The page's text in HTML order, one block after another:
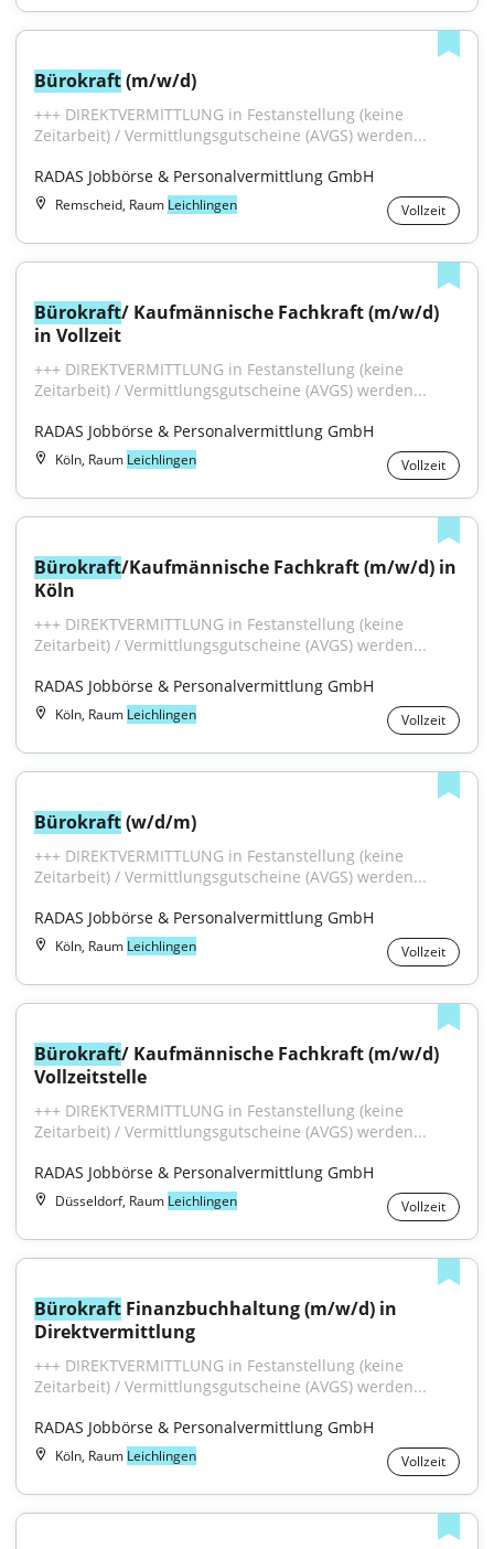
Bürokraft (m/w/d)
+++ DIREKTVERMITTLUNG in Festanstellung (keine
Zeitarbeit) / Vermittlungsgutscheine (AVGS) werden...
RADAS Jobbörse & Personalvermittlung GmbH
Remscheid, Raum Leichlingen Vollzeit
Bürokraft/ Kaufmännische Fachkraft (m/w/d)
in Vollzeit
+++ DIREKTVERMITTLUNG in Festanstellung (keine
Zeitarbeit) / Vermittlungsgutscheine (AVGS) werden...
RADAS Jobbörse & Personalvermittlung GmbH
Köln, Raum Leichlingen Vollzeit
Bürokraft/Kaufmännische Fachkraft (m/w/d) in
Köln
+++ DIREKTVERMITTLUNG in Festanstellung (keine
Zeitarbeit) / Vermittlungsgutscheine (AVGS) werden...
RADAS Jobbörse & Personalvermittlung GmbH
Köln, Raum Leichlingen Vollzeit
Bürokraft (w/d/m)
+++ DIREKTVERMITTLUNG in Festanstellung (keine
Zeitarbeit) / Vermittlungsgutscheine (AVGS) werden...
RADAS Jobbörse & Personalvermittlung GmbH
Köln, Raum Leichlingen Vollzeit
Bürokraft/ Kaufmännische Fachkraft (m/w/d)
Vollzeitstelle
+++ DIREKTVERMITTLUNG in Festanstellung (keine
Zeitarbeit) / Vermittlungsgutscheine (AVGS) werden...
RADAS Jobbörse & Personalvermittlung GmbH
Düsseldorf, Raum Leichlingen Vollzeit
Bürokraft Finanzbuchhaltung (m/w/d) in
Direktvermittlung
+++ DIREKTVERMITTLUNG in Festanstellung (keine
Zeitarbeit) / Vermittlungsgutscheine (AVGS) werden...
RADAS Jobbörse & Personalvermittlung GmbH
Köln, Raum Leichlingen Vollzeit